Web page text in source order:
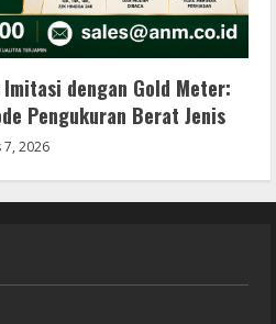
dengan Gold Meter:
Pengukuran Berat Jenis
7, 2026